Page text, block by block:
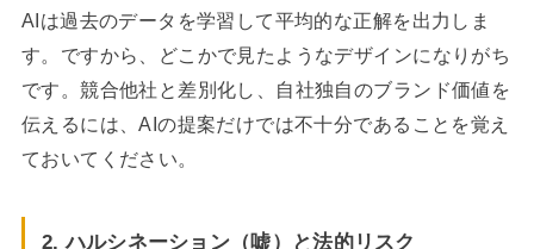
AIは過去のデータを学習して平均的な正解を出力しま
す。ですから、どこかで見たようなデザインになりがち
です。競合他社と差別化し、自社独自のブランド価値を
伝えるには、AIの提案だけでは不十分であることを覚え
ておいてください。
2. ハルシネーション（嘘）と法的リスク